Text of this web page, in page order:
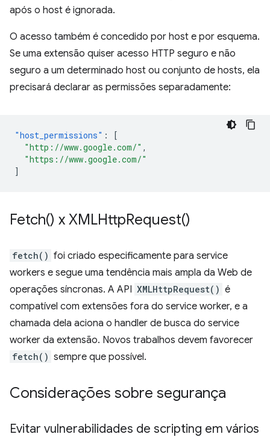
após o host é ignorada.
O acesso também é concedido por host e por esquema.
Se uma extensão quiser acesso HTTP seguro e não
seguro a um determinado host ou conjunto de hosts, ela
precisará declarar as permissões separadamente:
"host_permissions" :
[
"http://www.google.com/" ,
"https://www.google.com/"
]
Fetch() x XMLHttpRequest()
fetch() foi criado especificamente para service
workers e segue uma tendência mais ampla da Web de
operações síncronas. A API XMLHttpRequest() é
compatível com extensões fora do service worker, e a
chamada dela aciona o handler de busca do service
worker da extensão. Novos trabalhos devem favorecer
fetch() sempre que possível.
Considerações sobre segurança
Evitar vulnerabilidades de scripting em vários